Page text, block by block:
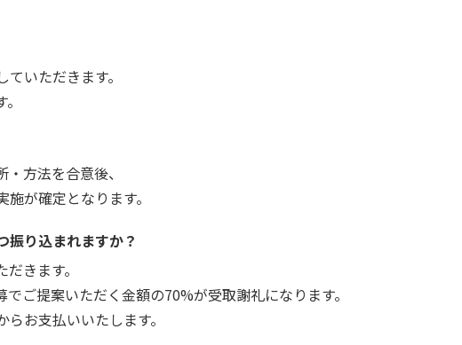
いただきます。
方法を合意後、
が確定となります。
振り込まれますか？
きます。
ご提案いただく金額の70%が受取謝礼になります。
お支払いいたします。